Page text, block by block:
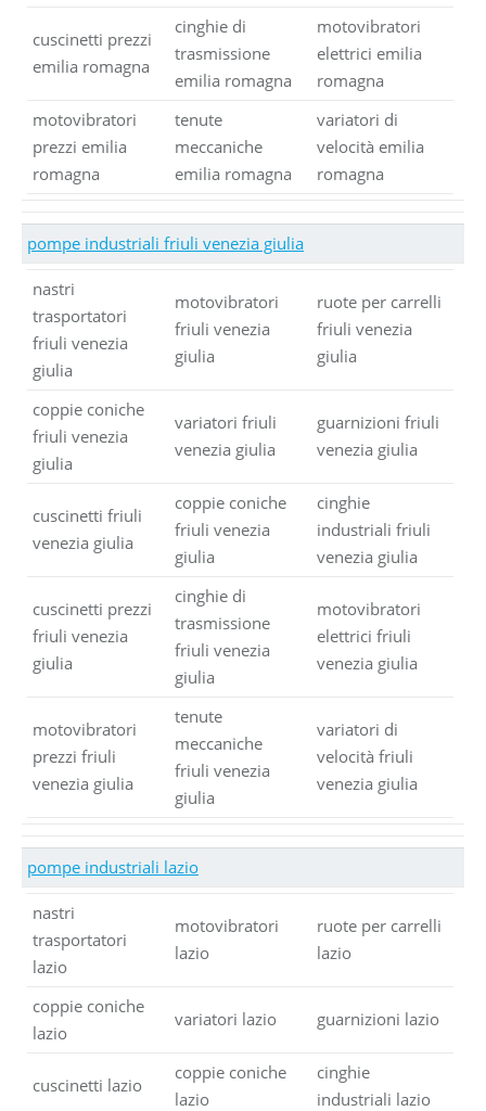
cuscinetti prezzi
emilia romagna
cinghie di
trasmissione
emilia romagna
motovibratori
elettrici emilia
romagna
motovibratori
prezzi emilia
romagna
tenute
meccaniche
emilia romagna
variatori di
velocità emilia
romagna
pompe industriali friuli venezia giulia
nastri
trasportatori
friuli venezia
giulia
motovibratori
friuli venezia
giulia
ruote per carrelli
friuli venezia
giulia
coppie coniche
friuli venezia
giulia
variatori friuli
venezia giulia
guarnizioni friuli
venezia giulia
cuscinetti friuli
venezia giulia
coppie coniche
friuli venezia
giulia
cinghie
industriali friuli
venezia giulia
cuscinetti prezzi
friuli venezia
giulia
cinghie di
trasmissione
friuli venezia
giulia
motovibratori
elettrici friuli
venezia giulia
motovibratori
prezzi friuli
venezia giulia
tenute
meccaniche
friuli venezia
giulia
variatori di
velocità friuli
venezia giulia
pompe industriali lazio
nastri
trasportatori
lazio
motovibratori
lazio
ruote per carrelli
lazio
coppie coniche
lazio
variatori lazio guarnizioni lazio
cuscinetti lazio
coppie coniche
lazio
cinghie
industriali lazio